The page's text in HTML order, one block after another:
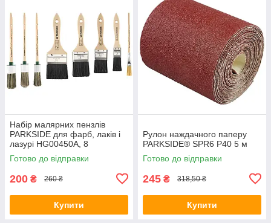
Набір малярних пензлів
PARKSIDE для фарб, лаків і
лазурі HG00450A, 8
предметів
Готово до відправки
200 ₴ 260 ₴
Купити
Рулон наждачного паперу
PARKSIDE® SPR6 P40 5 м
Готово до відправки
245 ₴ 318,50 ₴
Купити